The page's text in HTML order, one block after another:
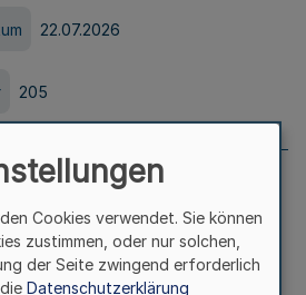
22.07.2026
205
Nr. 204 vom
Cookies verwendet. Sie können
zustimmen, oder nur solchen,
der Seite zwingend erforderlich
Datenschutzerklärung